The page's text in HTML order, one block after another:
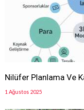
Nilüfer Planlama Ve
1 Ağustos 2025